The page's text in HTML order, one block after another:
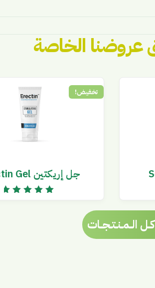
الخاصة
تخفيض!
جل إريكتين Erectin Gel
الــمــنــتــجــات